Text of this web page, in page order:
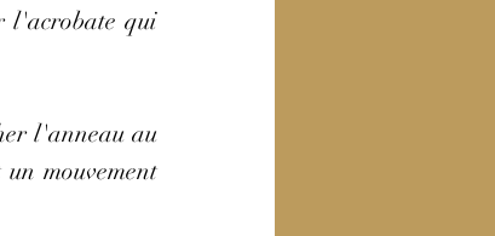
l'acrobate qui
l'anneau au
mouvement